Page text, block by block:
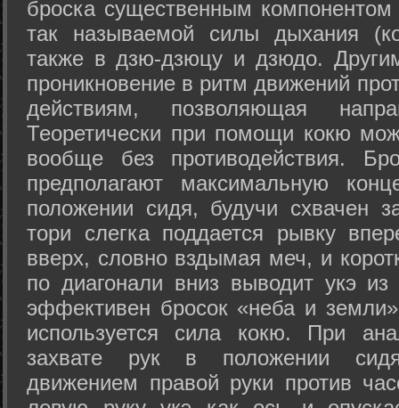
броска существенным компонентом
так называемой силы дыхания
также в дзю-дзюцу и дзюдо.
проникновение в ритм движений
действиям, позволяющая
Теоретически при помощи кокю
вообще без противодействия.
предполагают максимальную
положении сидя, будучи схвачен
тори слегка поддается рывку
вверх, словно вздымая меч, и
по диагонали вниз выводит укэ
эффективен бросок «неба и
используется сила кокю. При
захвате рук в положении
движением правой руки против